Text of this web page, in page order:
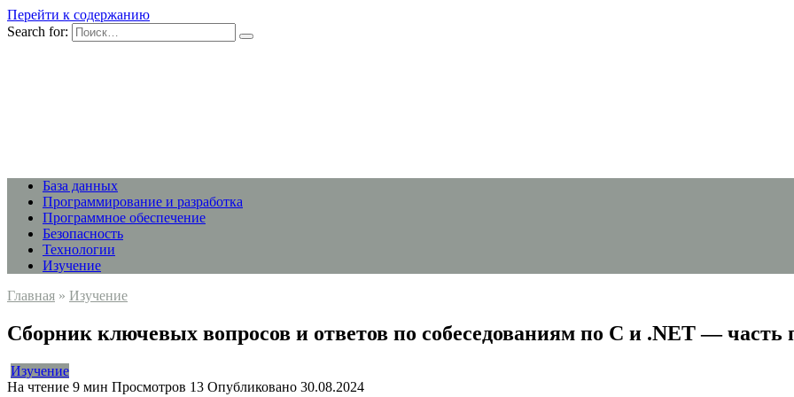
Перейти к содержанию
Search for:
База данных
Программирование и разработка
Программное обеспечение
Безопасность
Технологии
Изучение
Главная » Изучение
Сборник ключевых вопросов и ответов по собеседованиям по C и .NET — часть
Изучение
На чтение 9 мин Просмотров 13 Опубликовано 30.08.2024